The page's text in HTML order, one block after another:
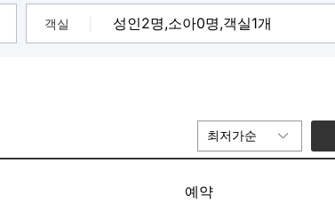
객실
최저가순
예약